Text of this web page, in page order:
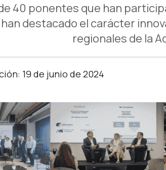
40 ponentes que han
destacado el carácter
regionales de la
19 de junio de 2024